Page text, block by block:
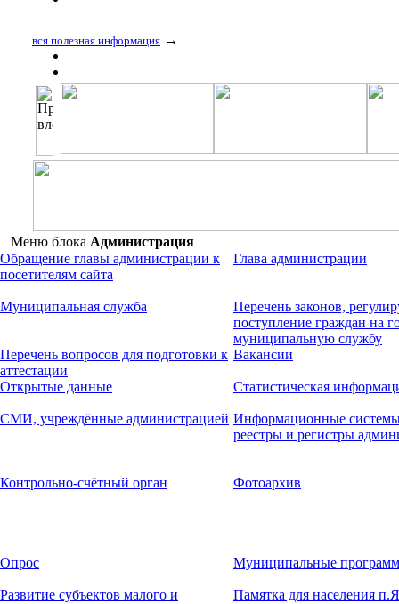
вся полезная информация →
Меню блока Администрация
Обращение главы администрации к
посетителям сайта
Глава администрации
Муниципальная служба
Перечень законов,
поступление граждан на
муниципальную службу
Перечень вопросов для подготовки к
аттестации
Вакансии
Открытые данные Статистическая
СМИ, учреждённые администрацией Информационные
реестры и регистры
Контрольно-счётный орган Фотоархив
Опрос Муниципальные
Развитие субъектов малого и
Памятка для населения